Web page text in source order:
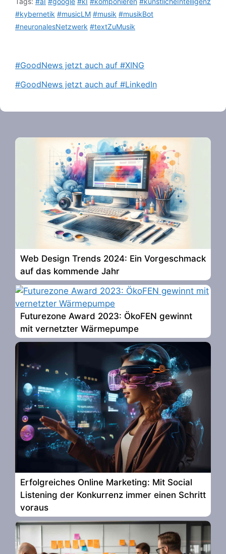
#kybernetik #musicLM #musik #musikBot
#neuronalesNetzwerk #textZuMusik
#GoodNews jetzt auch auf #XING
#GoodNews jetzt auch auf #LinkedIn
Web Design Trends 2024: Ein Vorgeschmack
auf das kommende Jahr
Futurezone Award 2023: ÖkoFEN gewinnt
mit vernetzter Wärmepumpe
Erfolgreiches Online Marketing: Mit Social
Listening der Konkurrenz immer einen Schritt
voraus